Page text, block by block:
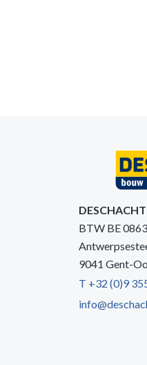
BTW BE
9041 Gent-
T +32 (0)9